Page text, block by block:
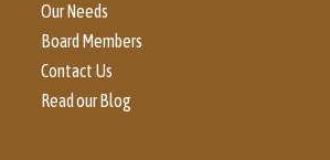
Our Needs
Board Members
Contact Us
Read our Blog